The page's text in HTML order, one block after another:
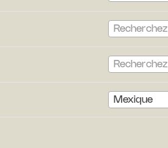
Recherchez
Recherchez
Mexique